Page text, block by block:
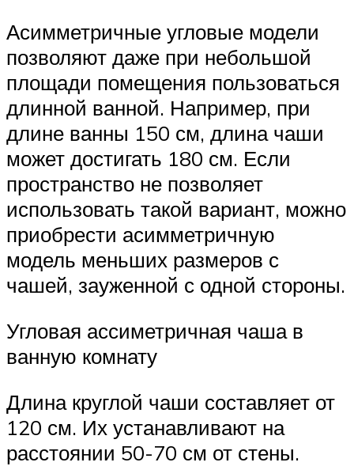
Асимметричные угловые модели
позволяют даже при небольшой
площади помещения пользоваться
длинной ванной. Например, при
длине ванны 150 см, длина чаши
может достигать 180 см. Если
пространство не позволяет
использовать такой вариант, можно
приобрести асимметричную
модель меньших размеров с
чашей, зауженной с одной стороны.
Угловая ассиметричная чаша в
ванную комнату
Длина круглой чаши составляет от
120 см. Их устанавливают на
расстоянии 50-70 см от стены.